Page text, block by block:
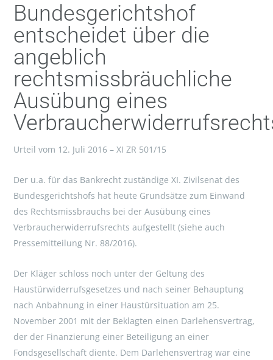
Bundesgerichtshof
entscheidet über die
angeblich
rechtsmissbräuchliche
Ausübung eines
Urteil vom 12. Juli 2016 – XI ZR 501/15
Der u.a. für das Bankrecht zuständige XI. Zivilsenat des
Bundesgerichtshofs hat heute Grundsätze zum Einwand
des Rechtsmissbrauchs bei der Ausübung eines
Verbraucherwiderrufsrechts aufgestellt (siehe auch
Pressemitteilung Nr. 88/2016).
Der Kläger schloss noch unter der Geltung des
Haustürwiderrufsgesetzes und nach seiner Behauptung
nach Anbahnung in einer Haustürsituation am 25.
November 2001 mit der Beklagten einen Darlehensvertrag,
der der Finanzierung einer Beteiligung an einer
Fondsgesellschaft diente. Dem Darlehensvertrag war eine